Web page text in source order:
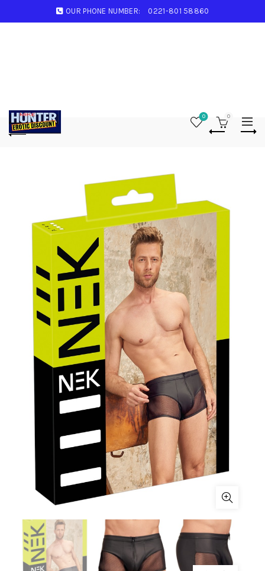
OUR PHONE NUMBER: 0221-801 58860
0 0